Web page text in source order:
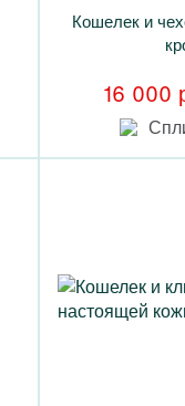
Кошелек и
16 000